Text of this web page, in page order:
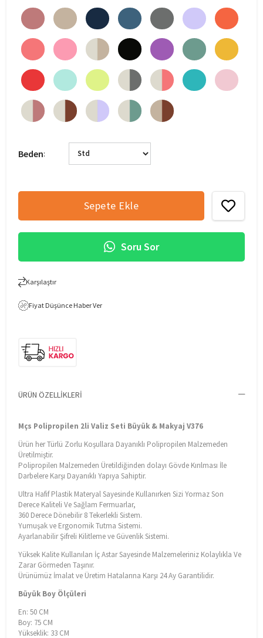
Beden:
Soru Sor
Karşılaştır
Fiyat Düşünce Haber Ver
ÜRÜN ÖZELLIKLERI
Mçs Polipropilen 2li Valiz Seti Büyük & Makyaj V376
Ürün her Türlü Zorlu Koşullara Dayanıklı Polipropilen Malzemeden
Üretilmiştir.
Polipropilen Malzemeden Üretildiğinden dolayı Gövde Kırılması İle
Darbelere Karşı Dayanıklı Yapıya Sahiptir.
Ultra Hafif Plastik Materyal Sayesinde Kullanırken Sizi Yormaz Son
Derece Kaliteli Ve Sağlam Fermuarlar,
360 Derece Dönebilir 8 Tekerlekli Sistem.
Yumuşak ve Ergonomik Tutma Sistemi.
Ayarlanabilir Şifreli Kilitleme ve Güvenlik Sistemi.
Yüksek Kalite Kullanılan İç Astar Sayesinde Malzemeleriniz Kolaylıkla Ve
Zarar Görmeden Taşınır.
Ürünümüz İmalat ve Üretim Hatalarına Karşı 24 Ay Garantilidir.
Büyük Boy Ölçüleri
En: 50 CM
Boy: 75 CM
Yükseklik: 33 CM